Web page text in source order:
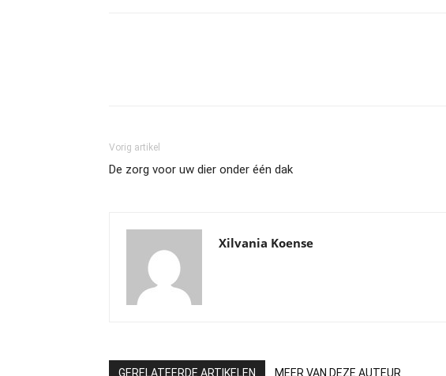
Vorig artikel
De zorg voor uw dier onder één dak
Xilvania Koense
GERELATEERDE ARTIKELEN MEER VAN DEZE AUTEUR